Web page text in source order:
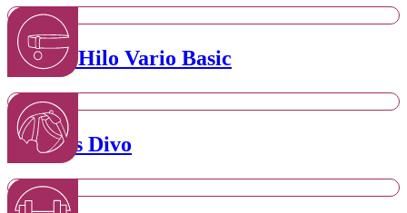
Collier Hilo Vario Basic
Harnais Divo